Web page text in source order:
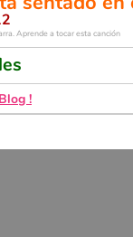
Aprende a tocar esta canción
Blog !